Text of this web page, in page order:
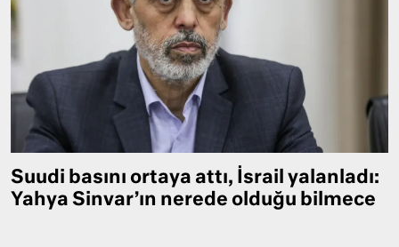
Suudi basını ortaya attı, İsrail yalanladı:
Yahya Sinvar’ın nerede olduğu bilmece